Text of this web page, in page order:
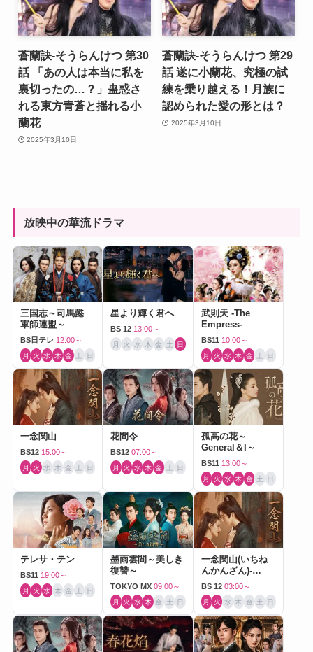
蒼蘭訣-そうらんけつ 第30
話 「あの人は本当に私を
裏切ったの…？」蛊惑さ
れる東方青蒼と揺れる小
蘭花
2025年3月10日
蒼蘭訣-そうらんけつ 第29
話 遂に小蘭花、究極の試
練を乗り越える！月族に
認められた愛の形とは？
2025年3月10日
放映中の華流ドラマ
三国志～司馬懿
軍師連盟～
BS日テレ 12:00～
月 火 水 木 金 土 日
星より輝く君へ
BS 12 13:00～
月 火 水 木 金 土 日
武則天 -The
Empress-
BS11 10:00～
月 火 水 木 金 土 日
一念関山
BS12 15:00～
月 火 水 木 金 土 日
花間令
BS12 07:00～
月 火 水 木 金 土 日
孤高の花～
General＆I～
BS11 13:00～
月 火 水 木 金 土 日
テレサ・テン
BS11 19:00～
月 火 水 木 金 土 日
墨雨雲間～美しき
復讐～
TOKYO MX 09:00～
月 火 水 木 金 土 日
一念関山(いちね
んかんざん)-
Journey to Love-
BS 12 03:00～
月 火 水 木 金 土 日